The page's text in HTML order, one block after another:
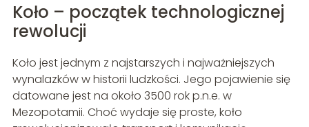
Koło – początek technologicznej
rewolucji
Koło jest jednym z najstarszych i najważniejszych
wynalazków w historii ludzkości. Jego pojawienie się
datowane jest na około 3500 rok p.n.e. w
Mezopotamii. Choć wydaje się proste, koło